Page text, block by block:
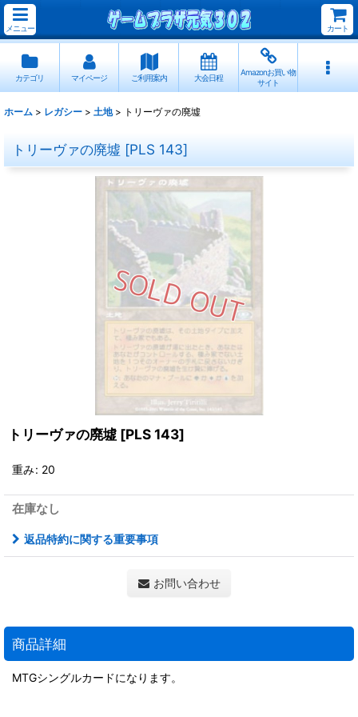
メニュー カート
カテゴリ マイページ ご利用案内 大会日程
Amazonお買い物
サイト
ホーム > レガシー > 土地 > トリーヴァの廃墟
トリーヴァの廃墟 [PLS 143]
トリーヴァの廃墟 [PLS 143]
重み: 20
在庫なし
返品特約に関する重要事項
お問い合わせ
商品詳細
MTGシングルカードになります。